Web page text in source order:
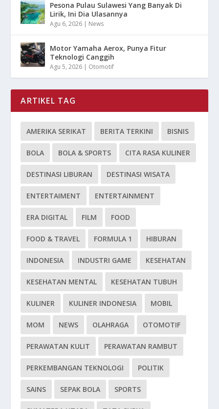
Pesona Pulau Sulawesi Yang Banyak Di
Lirik, Ini Dia Ulasannya
Agu 6, 2026 | News
Motor Yamaha Aerox, Punya Fitur
Teknologi Canggih
Agu 5, 2026 | Otomotif
ARTIKEL TAG
AMERIKA SERIKAT BERITA TERKINI BISNIS
BOLA BOLA & SPORTS CITA RASA KULINER
DESTINASI LIBURAN DESTINASI WISATA
ENTERTAIMENT ENTERTAINMENT
ERA DIGITAL FILM FOOD
FOOD & TRAVEL FORMULA 1 HIBURAN
INDONESIA INDUSTRI GAME KESEHATAN
KESEHATAN MENTAL KESEHATAN TUBUH
KULINER KULINER INDONESIA MOBIL
MOM NEWS OLAHRAGA OTOMOTIF
PERAWATAN KULIT PERAWATAN RAMBUT
PERKEMBANGAN TEKNOLOGI POLITIK
SAINS SEPAK BOLA SPORTS